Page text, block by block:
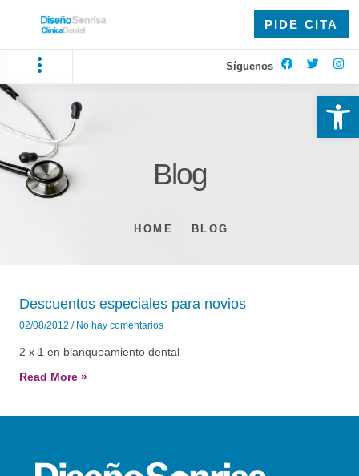
PIDE CITA
Síguenos
Blog
HOME BLOG
Descuentos especiales para novios
02/08/2012 No hay comentarios
2 x 1 en blanqueamiento dental
Read More »